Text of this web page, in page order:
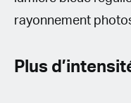
rayonnement
Plus